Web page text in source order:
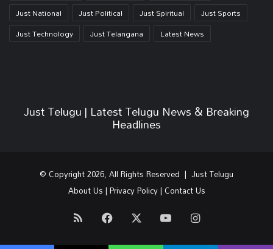
Just National
Just Political Just Spiritual
Just Sports
Just Technology
Just Telangana Latest News
Just Telugu | Latest Telugu News & Breaking
Headlines
© Copyright 2026, All Rights Reserved | Just Telugu
About Us|Privacy Policy| Contact Us
RSS Facebook YouTubeInstagram